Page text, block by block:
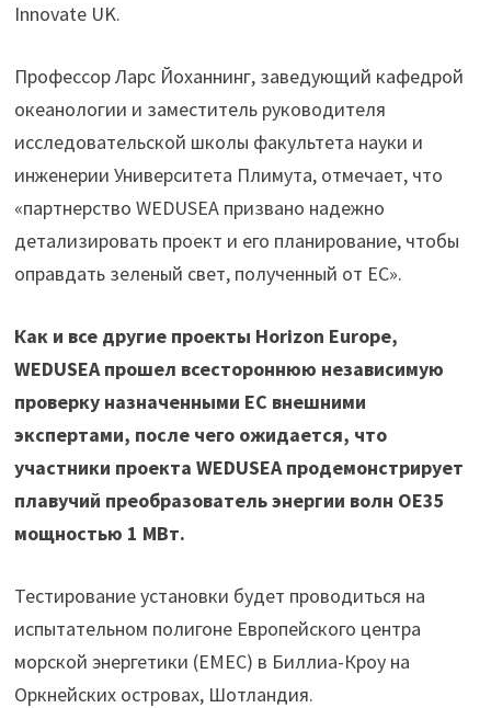
Innovate UK.
Профессор Ларс Йоханнинг, заведующий кафедрой
океанологии и заместитель руководителя
исследовательской школы факультета науки и
инженерии Университета Плимута, отмечает, что
«партнерство WEDUSEA призвано надежно
детализировать проект и его планирование, чтобы
оправдать зеленый свет, полученный от ЕС».
Как и все другие проекты Horizon Europe,
WEDUSEA прошел всестороннюю независимую
проверку назначенными ЕС внешними
экспертами, после чего ожидается, что
участники проекта WEDUSEA продемонстрирует
плавучий преобразователь энергии волн OE35
мощностью 1 МВт.
Тестирование установки будет проводиться на
испытательном полигоне Европейского центра
морской энергетики (EMEC) в Биллиа-Кроу на
Оркнейских островах, Шотландия.